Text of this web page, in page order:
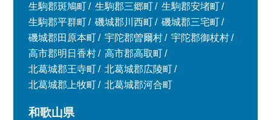
生駒郡斑鳩町
生駒郡三郷町
生駒郡安堵町
生駒郡平群町
磯城郡川西町
磯城郡三宅町
磯城郡田原本町
宇陀郡曽爾村
宇陀郡御杖村
高市郡明日香村
高市郡高取町
北葛城郡王寺町
北葛城郡広陵町
北葛城郡上牧町
北葛城郡河合町
和歌山県